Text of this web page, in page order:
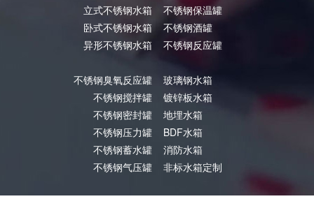
立式不锈钢水箱
卧式不锈钢水箱
异形不锈钢水箱
不锈钢臭氧反应罐
不锈钢搅拌罐
不锈钢密封罐
不锈钢压力罐
不锈钢蓄水罐
不锈钢气压罐
不锈钢保温罐
不锈钢酒罐
不锈钢反应罐
玻璃钢水箱
镀锌板水箱
地埋水箱
BDF水箱
消防水箱
非标水箱定制